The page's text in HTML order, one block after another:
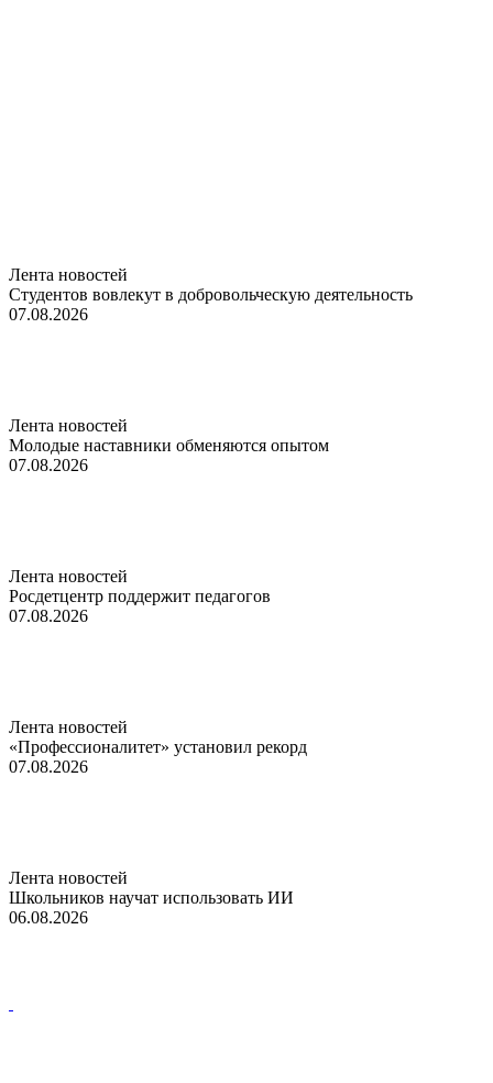
Лента новостей
Студентов вовлекут в добровольческую деятельность
07.08.2026
Лента новостей
Молодые наставники обменяются опытом
07.08.2026
Лента новостей
Росдетцентр поддержит педагогов
07.08.2026
Лента новостей
«Профессионалитет» установил рекорд
07.08.2026
Лента новостей
Школьников научат использовать ИИ
06.08.2026